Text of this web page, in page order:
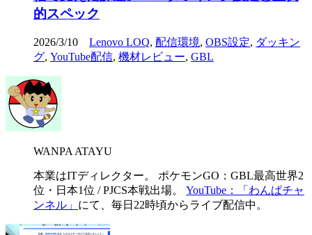
的スペック
2026/3/10 Lenovo LOQ, 配信環境, OBS設定, ダッキン
グ, YouTube配信, 機材レビュー, GBL
WANPA ATAYU
本業はITディレクター。 ポケモンGO：GBL最高世界2
位・日本1位 / PJCS本戦出場。 YouTube：「わんぱチャ
ンネル」 にて、毎日22時頃からライブ配信中。